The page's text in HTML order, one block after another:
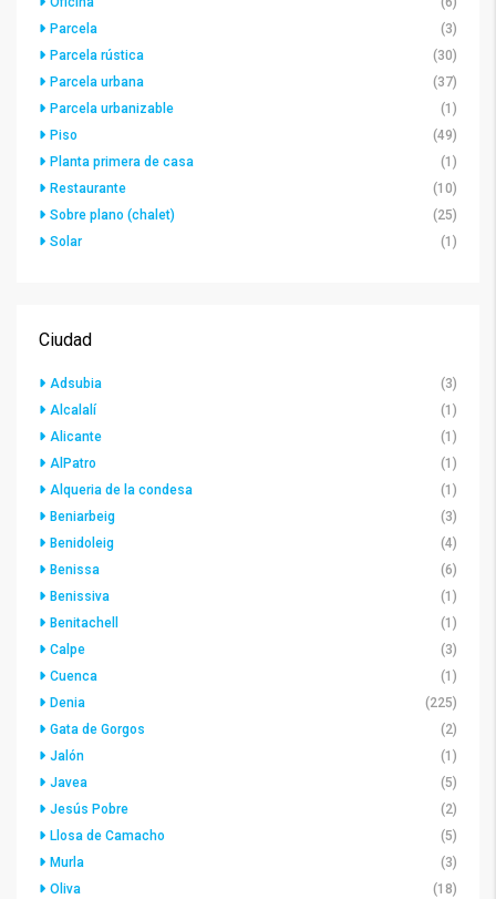
Parcela
(3)
Parcela rústica
(30)
Parcela urbana
(37)
Parcela urbanizable
(1)
Piso
(49)
Planta primera de casa
(1)
Restaurante
(10)
Sobre plano (chalet)
(25)
Solar
(1)
Ciudad
Adsubia
(3)
Alcalalí
(1)
Alicante
(1)
AlPatro
(1)
Alqueria de la condesa
(1)
Beniarbeig
(3)
Benidoleig
(4)
Benissa
(6)
Benissiva
(1)
Benitachell
(1)
Calpe
(3)
Cuenca
(1)
Denia
(225)
Gata de Gorgos
(2)
Jalón
(1)
Javea
(5)
Jesús Pobre
(2)
Llosa de Camacho
(5)
Murla
(3)
Oliva
(18)